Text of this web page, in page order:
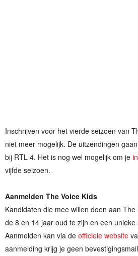
Inschrijven voor het vierde seizoen van
niet meer mogelijk. De uitzendingen
bij RTL 4. Het is nog wel mogelijk om je
vijfde seizoen.
Aanmelden The Voice Kids
Kandidaten die mee willen doen aan
de 8 en 14 jaar oud te zijn en een
Aanmelden kan via de officiele website
aanmelding krijg je geen